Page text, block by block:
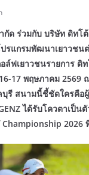
กัด ร่วมกับ บริษัท ดิทโ
รแกรมพัฒนาเยาวชน
ล์ฟเยาวชนรายการ ดิ
17 พฤษภาคม 2569
รี สนามนี้ชี้ชัดใครคือ
ได้รับโควตาเป็
Championship 2026